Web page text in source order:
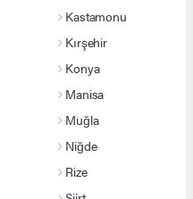
Kastamonu
Kırşehir
Konya
Manisa
Muğla
Niğde
Rize